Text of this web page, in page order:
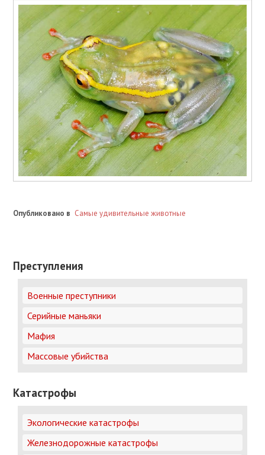
Опубликовано в Самые удивительные животные
Преступления
Военные преступники
Серийные маньяки
Мафия
Массовые убийства
Катастрофы
Экологические катастрофы
Железнодорожные катастрофы